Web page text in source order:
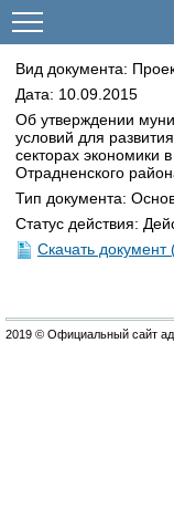
Вид документа:
Дата: 10.09.2015
Об утверждении
условий для
секторах экономики
Отрадненского
Тип документа:
Статус действия:
Скачать документ
2019 © Официальный сайт